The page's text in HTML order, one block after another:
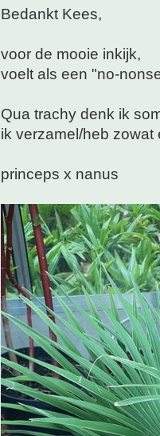
Bedankt Kees,
voor de mooie inkijk,
voelt als een "no-
Qua trachy denk ik
ik verzamel/heb zowat
princeps x nanus